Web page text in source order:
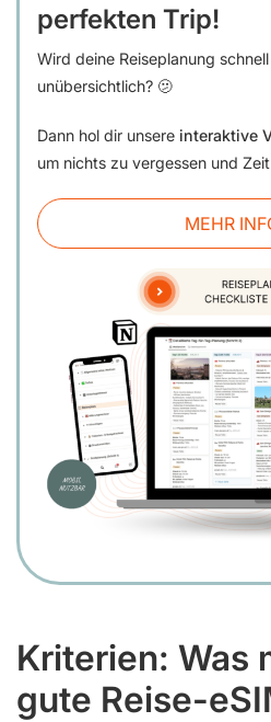
perfekten Trip!
Wird deine Reiseplanung
unübersichtlich? 🫤
Dann hol dir unsere interaktive
um nichts zu vergessen und
MEHR
Kriterien: Was
gute Reise-